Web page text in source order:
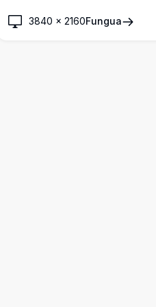
3840 ×2160Fungua